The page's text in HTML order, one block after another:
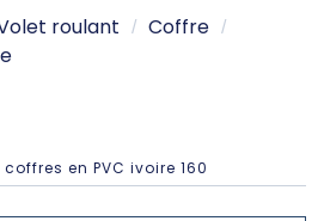
roulant
Coffre
en PVC ivoire 160